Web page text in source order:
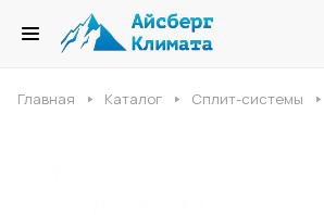
Главная Каталог Сплит-системы